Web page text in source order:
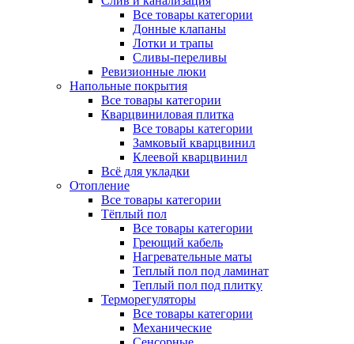
Все товары категории
Донные клапаны
Лотки и трапы
Сливы-переливы
Ревизионные люки
Напольные покрытия
Все товары категории
Кварцвиниловая плитка
Все товары категории
Замковый кварцвинил
Клеевой кварцвинил
Всё для укладки
Отопление
Все товары категории
Тёплый пол
Все товары категории
Греющий кабель
Нагревательные маты
Теплый пол под ламинат
Теплый пол под плитку
Терморегуляторы
Все товары категории
Механические